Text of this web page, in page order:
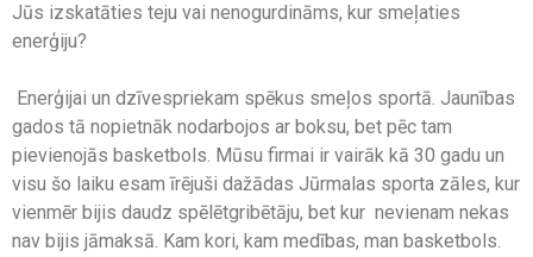
Jūs izskatāties teju vai nenogurdināms, kur smeļaties
enerģiju?
Enerģijai un dzīvespriekam spēkus smeļos sportā. Jaunības
gados tā nopietnāk nodarbojos ar boksu, bet pēc tam
pievienojās basketbols. Mūsu firmai ir vairāk kā 30 gadu un
visu šo laiku esam īrējuši dažādas Jūrmalas sporta zāles, kur
vienmēr bijis daudz spēlētgribētāju, bet kur nevienam nekas
nav bijis jāmaksā. Kam kori, kam medības, man basketbols.